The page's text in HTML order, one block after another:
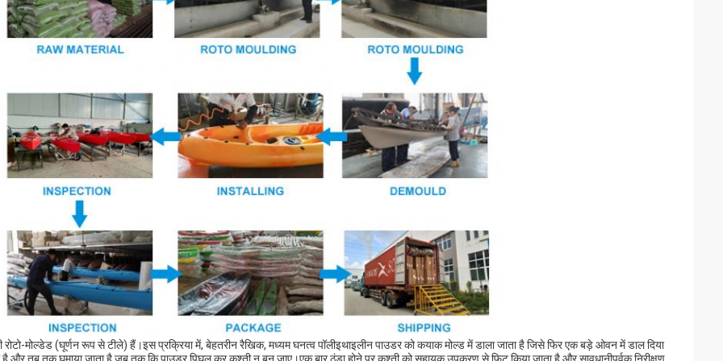
रोटो-मोल्डेड (घूर्णन रूप से टीले) हैं।इस प्रक्रिया में, बेहतरीन रैखिक, मध्यम घनत्व पॉलीइथाइलीन पाउडर को कयाक मोल्ड में डाला जाता है जिसे फिर एक बड़े ओवन में डाल दिया